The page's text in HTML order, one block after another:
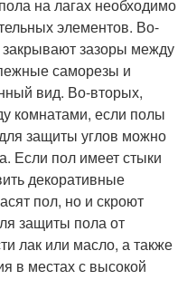
на лагах необходимо
элементов. Во-
зазоры между
саморезы и
вид. Во-вторых,
комнатами, если полы
защиты углов можно
Если пол имеет стыки
декоративные
пол, но и скроют
защиты пола от
лак или масло, а также
в местах с высокой